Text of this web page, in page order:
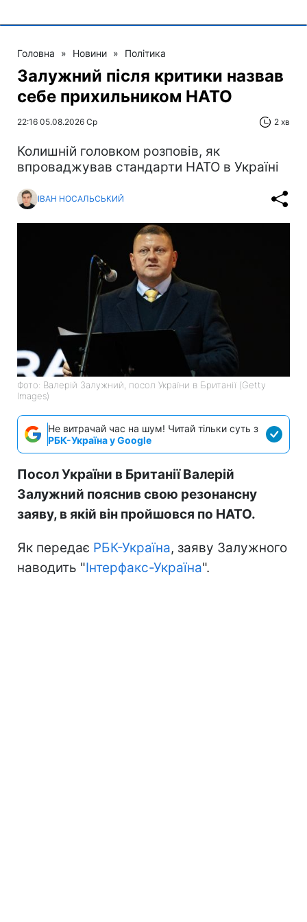
Головна » Новини » Політика
Залужний після критики назвав
себе прихильником НАТО
22:16 05.08.2026 Ср 2 хв
Колишній головком розповів, як
впроваджував стандарти НАТО в Україні
ІВАН НОСАЛЬСЬКИЙ
Фото: Валерій Залужний, посол України в Британії (Getty
Images)
Не витрачай час на шум! Читай тільки суть з
РБК-Україна у Google
Посол України в Британії Валерій
Залужний пояснив свою резонансну
заяву, в якій він пройшовся по НАТО.
Як передає РБК-Україна, заяву Залужного
наводить "Інтерфакс-Україна".